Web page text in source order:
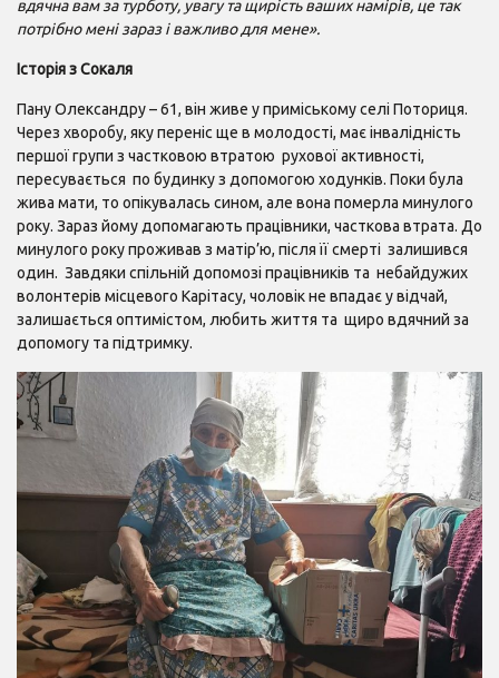
вдячна вам за турботу, увагу та щирість ваших намірів, це так
потрібно мені зараз і важливо для мене».
Історія з Сокаля
Пану Олександру – 61, він живе у приміському селі Поториця.
Через хворобу, яку переніс ще в молодості, має інвалідність
першої групи з частковою втратою рухової активності,
пересувається по будинку з допомогою ходунків. Поки була
жива мати, то опікувалась сином, але вона померла минулого
року. Зараз йому допомагають працівники, часткова втрата. До
минулого року проживав з матір’ю, після її смерті залишився
один. Завдяки спільній допомозі працівників та небайдужих
волонтерів місцевого Карітасу, чоловік не впадає у відчай,
залишається оптимістом, любить життя та щиро вдячний за
допомогу та підтримку.